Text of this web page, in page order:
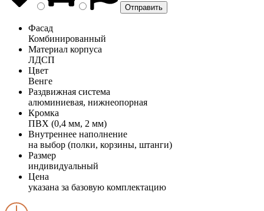
Фасад
Комбинированный
Материал корпуса
ЛДСП
Цвет
Венге
Раздвижная система
алюминиевая, нижнеопорная
Кромка
ПВХ (0,4 мм, 2 мм)
Внутреннее наполнение
на выбор (полки, корзины, штанги)
Размер
индивидуальный
Цена
указана за базовую комплектацию